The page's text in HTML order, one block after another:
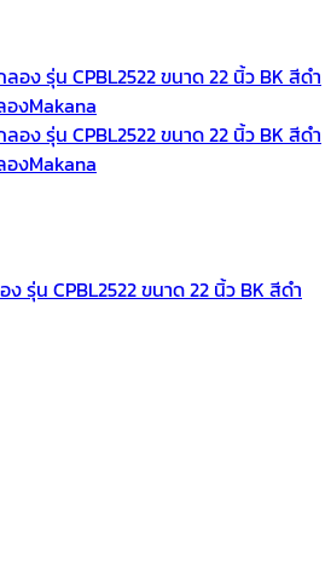
รุ่น CPBL2522 ขนาด 22 นิ้ว BK สีดำ